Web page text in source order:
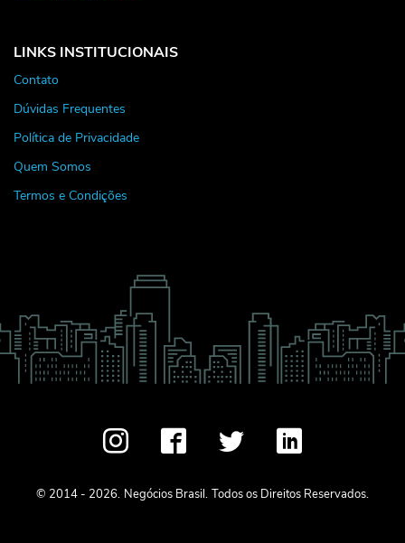
LINKS INSTITUCIONAIS
Contato
Dúvidas Frequentes
Política de Privacidade
Quem Somos
Termos e Condições
© 2014 - 2026. Negócios Brasil. Todos os Direitos Reservados.